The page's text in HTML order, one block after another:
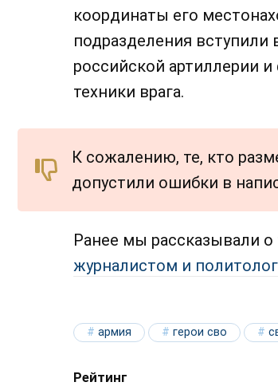
координаты его
подразделения вступили
российской артиллерии
техники врага.
К сожалению, те, кто
допустили ошибки в
Ранее мы рассказывали о
журналистом и
армия герои сво
Рейтинг